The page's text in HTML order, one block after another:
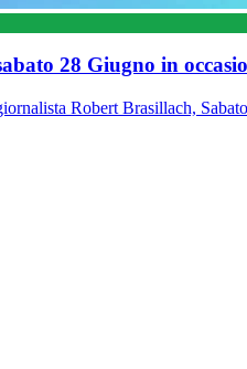
28 Giugno in
Robert Brasillach,